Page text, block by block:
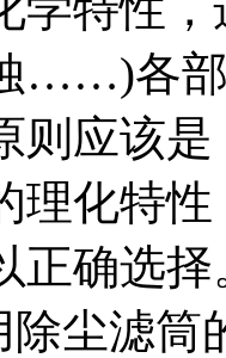
……)各
则应该
理化特
正确选择
尘滤筒